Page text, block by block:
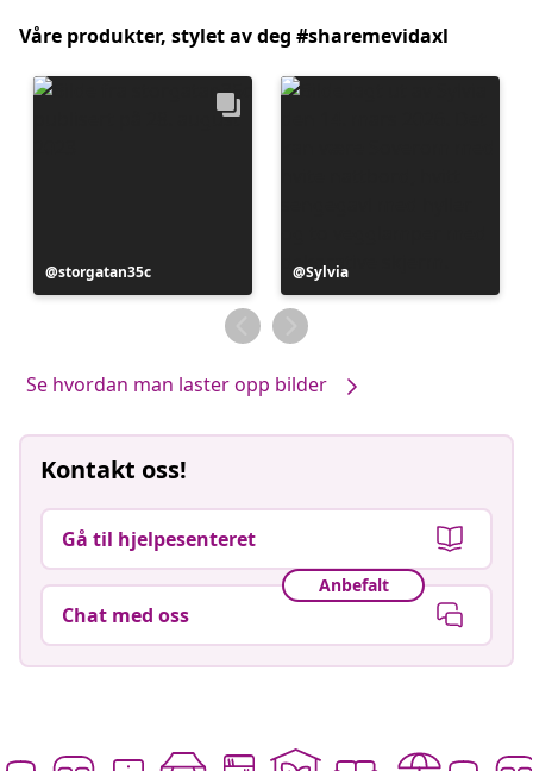
Våre produkter, stylet av deg #sharemevidaxl
Innlegg
publisert
storgatan35c
Innlegg
publisert
av
Sylvia
Se hvordan man laster opp bilder
Kontakt oss!
Gå til hjelpesenteret
Anbefalt
Chat med oss